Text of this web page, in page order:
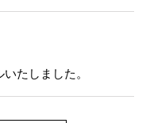
たしました。